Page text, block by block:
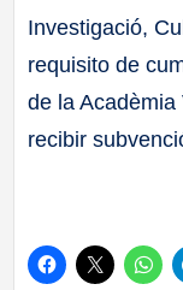
Investigació,
requisito de
de la
recibir